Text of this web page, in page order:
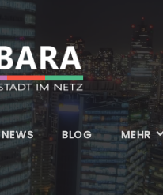
NEWS BLOG MEHR